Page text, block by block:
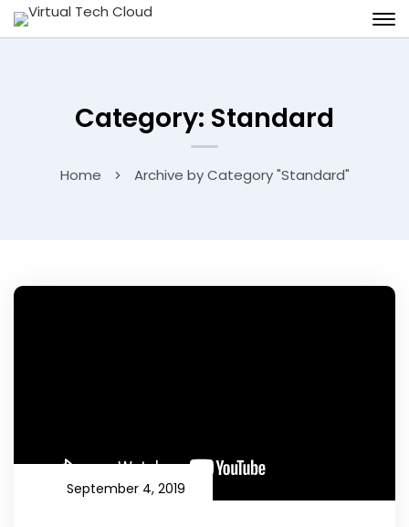
Category: Standard
Home Archive by Category "Standard"
September 4, 2019